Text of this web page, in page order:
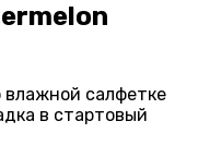
влажной салфетке
в стартовый